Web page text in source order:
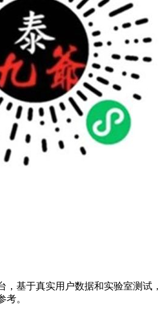
，基于真实用户数据和实验室测试，
考。